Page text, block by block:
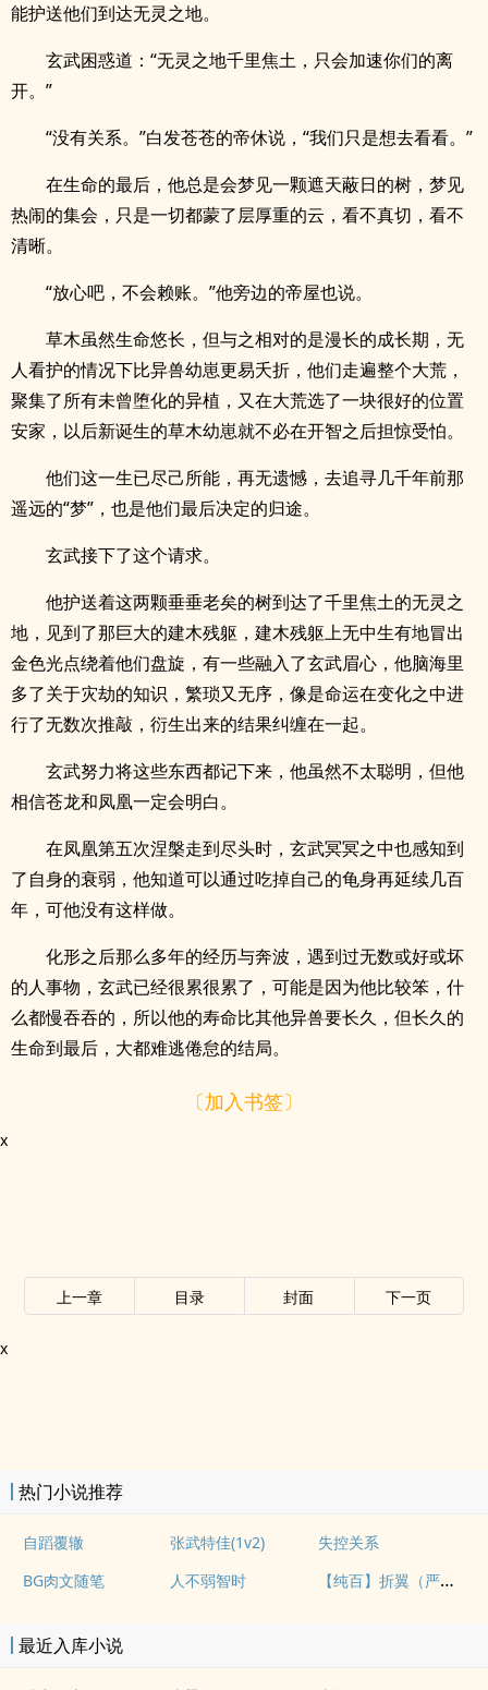
能护送他们到达无灵之地。
玄武困惑道：“无灵之地千里焦土，只会加速你们的离
开。”
“没有关系。”白发苍苍的帝休说，“我们只是想去看看。”
在生命的最后，他总是会梦见一颗遮天蔽日的树，梦见
热闹的集会，只是一切都蒙了层厚重的云，看不真切，看不
清晰。
“放心吧，不会赖账。”他旁边的帝屋也说。
草木虽然生命悠长，但与之相对的是漫长的成长期，无
人看护的情况下比异兽幼崽更易夭折，他们走遍整个大荒，
聚集了所有未曾堕化的异植，又在大荒选了一块很好的位置
安家，以后新诞生的草木幼崽就不必在开智之后担惊受怕。
他们这一生已尽己所能，再无遗憾，去追寻几千年前那
遥远的“梦”，也是他们最后决定的归途。
玄武接下了这个请求。
他护送着这两颗垂垂老矣的树到达了千里焦土的无灵之
地，见到了那巨大的建木残躯，建木残躯上无中生有地冒出
金色光点绕着他们盘旋，有一些融入了玄武眉心，他脑海里
多了关于灾劫的知识，繁琐又无序，像是命运在变化之中进
行了无数次推敲，衍生出来的结果纠缠在一起。
玄武努力将这些东西都记下来，他虽然不太聪明，但他
相信苍龙和凤凰一定会明白。
在凤凰第五次涅槃走到尽头时，玄武冥冥之中也感知到
了自身的衰弱，他知道可以通过吃掉自己的龟身再延续几百
年，可他没有这样做。
化形之后那么多年的经历与奔波，遇到过无数或好或坏
的人事物，玄武已经很累很累了，可能是因为他比较笨，什
么都慢吞吞的，所以他的寿命比其他异兽要长久，但长久的
生命到最后，大都难逃倦怠的结局。
〔加入书签〕
x
上一章 目录 封面 下一页
x
热门小说推荐
自蹈覆辙 张武特佳(1v2)
失控关系
BG肉文随笔
人不弱智时 【纯百】折翼（严厉上司是小鸟）
最近入库小说